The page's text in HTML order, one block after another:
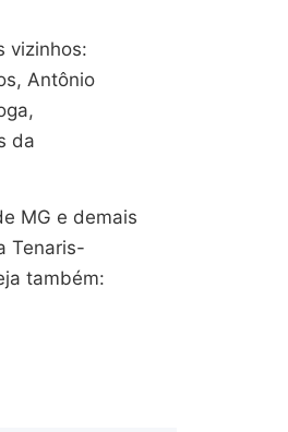
vizinhos:
Antônio
da
MG e demais
Tenaris-
também: